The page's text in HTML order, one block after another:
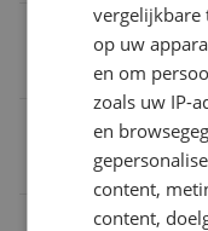
Bluetooth versie
0711719424994
op uw
en om
zoals uw IP-
en
content,
content,